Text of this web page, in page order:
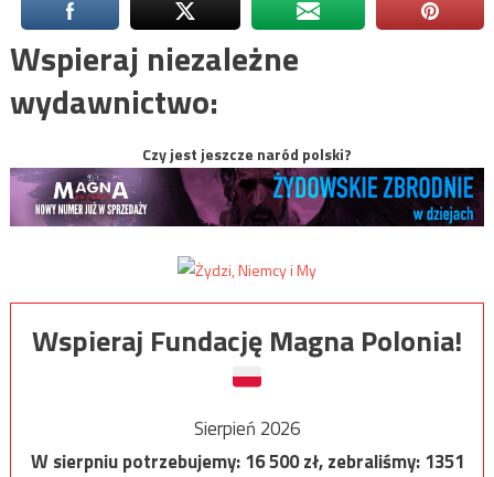
Wspieraj niezależne
wydawnictwo:
Czy jest jeszcze naród polski?
Wspieraj Fundację Magna Polonia!
Sierpień 2026
W sierpniu potrzebujemy:16 500zł, zebraliśmy:1351